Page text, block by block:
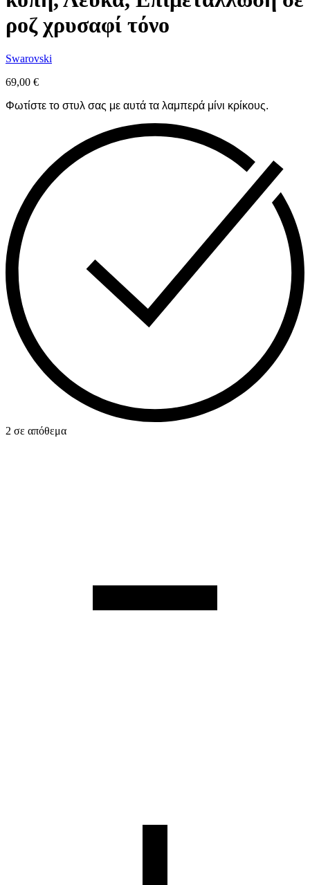
ροζ χρυσαφί τόνο
Swarovski
69,00 €
Φωτίστε το στυλ σας με αυτά τα λαμπερά μίνι κρίκους.
2 σε απόθεμα